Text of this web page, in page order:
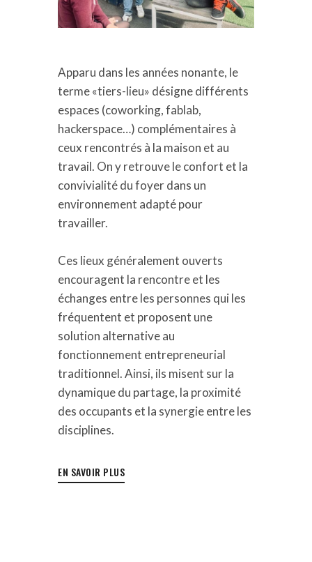
Apparu dans les années nonante, le
terme «tiers-lieu» désigne différents
espaces (coworking, fablab,
hackerspace…) complémentaires à
ceux rencontrés à la maison et au
travail. On y retrouve le confort et la
convivialité du foyer dans un
environnement adapté pour
travailler.
Ces lieux généralement ouverts
encouragent la rencontre et les
échanges entre les personnes qui les
fréquentent et proposent une
solution alternative au
fonctionnement entrepreneurial
traditionnel. Ainsi, ils misent sur la
dynamique du partage, la proximité
des occupants et la synergie entre les
disciplines.
EN SAVOIR PLUS